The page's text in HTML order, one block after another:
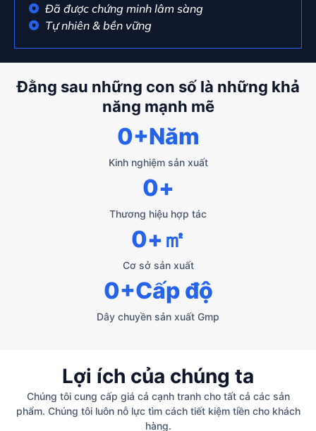
Đã được chứng minh lâm sàng
Tự nhiên & bền vững
Đằng sau những con số là những khả
năng mạnh mẽ
Kinh nghiệm sản xuất
0+Năm
Thương hiệu hợp tác
0+
Cơ sở sản xuất
0+㎡
Dây chuyền sản xuất Gmp
0+Cấp độ
Lợi ích của chúng ta
Chúng tôi cung cấp giá cả cạnh tranh cho tất cả các sản
phẩm. Chúng tôi luôn nỗ lực tìm cách tiết kiệm tiền cho khách
hàng.